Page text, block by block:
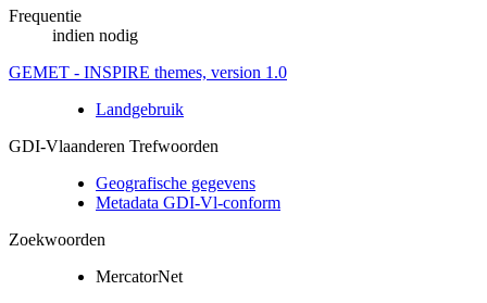
Frequentie
indien nodig
GEMET - INSPIRE themes, version 1.0
Landgebruik
GDI-Vlaanderen Trefwoorden
Geografische gegevens
Metadata GDI-Vl-conform
Zoekwoorden
MercatorNet